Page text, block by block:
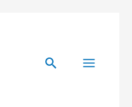
SearchMenu